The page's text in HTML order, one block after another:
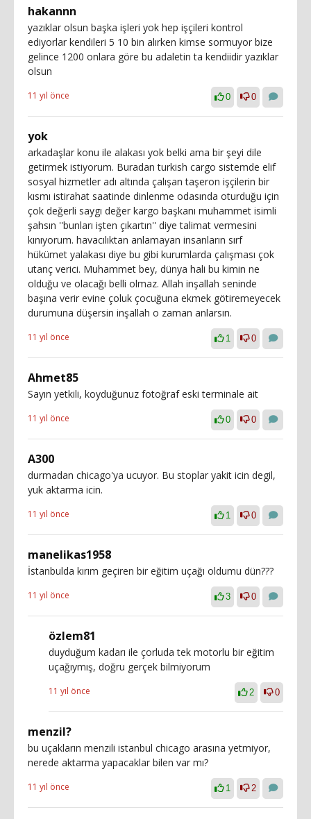
hakannn
yazıklar olsun başka işleri yok hep işçileri kontrol
ediyorlar kendileri 5 10 bin alırken kimse sormuyor bize
gelince 1200 onlara göre bu adaletin ta kendiidir yazıklar
olsun
11 yıl önce 0 0
yok
arkadaşlar konu ile alakası yok belki ama bir şeyi dile
getirmek istiyorum. Buradan turkish cargo sistemde elif
sosyal hizmetler adı altında çalışan taşeron işçilerin bir
kısmı istirahat saatinde dinlenme odasında oturduğu için
çok değerli saygı değer kargo başkanı muhammet isimli
şahsın ''bunları işten çıkartın'' diye talimat vermesini
kınıyorum. havacılıktan anlamayan insanların sırf
hükümet yalakası diye bu gibi kurumlarda çalışması çok
utanç verici. Muhammet bey, dünya hali bu kimin ne
olduğu ve olacağı belli olmaz. Allah inşallah seninde
başına verir evine çoluk çocuğuna ekmek götiremeyecek
durumuna düşersin inşallah o zaman anlarsın.
11 yıl önce 1 0
Ahmet85
Sayın yetkili, koyduğunuz fotoğraf eski terminale ait
11 yıl önce 0 0
A300
durmadan chicago'ya ucuyor. Bu stoplar yakit icin degil,
yuk aktarma icin.
11 yıl önce 1 0
manelikas1958
İstanbulda kırım geçiren bir eğitim uçağı oldumu dün???
11 yıl önce 3 0
özlem81
duyduğum kadarı ile çorluda tek motorlu bir eğitim
uçağıymış, doğru gerçek bilmiyorum
11 yıl önce 2 0
menzil?
bu uçakların menzili istanbul chicago arasına yetmiyor,
nerede aktarma yapacaklar bilen var mı?
11 yıl önce 1 2